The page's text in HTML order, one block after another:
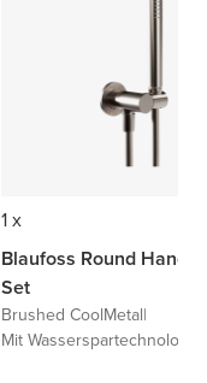
1 x
Blaufoss Round
Set
Brushed CoolMetal|
Mit Wasserspartechnologie